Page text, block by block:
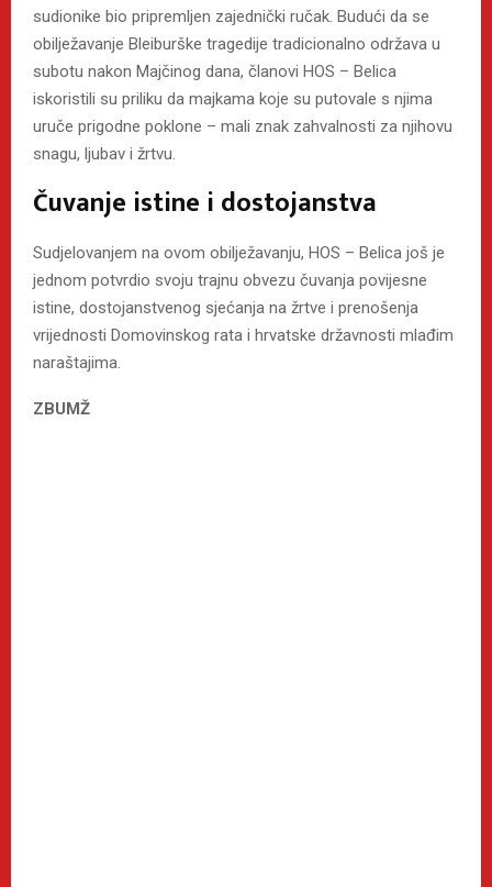
sudionike bio pripremljen zajednički ručak. Budući da se
obilježavanje Bleiburške tragedije tradicionalno održava u
subotu nakon Majčinog dana, članovi HOS – Belica
iskoristili su priliku da majkama koje su putovale s njima
uruče prigodne poklone – mali znak zahvalnosti za njihovu
snagu, ljubav i žrtvu.
Čuvanje istine i dostojanstva
Sudjelovanjem na ovom obilježavanju, HOS – Belica još je
jednom potvrdio svoju trajnu obvezu čuvanja povijesne
istine, dostojanstvenog sjećanja na žrtve i prenošenja
vrijednosti Domovinskog rata i hrvatske državnosti mlađim
naraštajima.
ZBUMŽ